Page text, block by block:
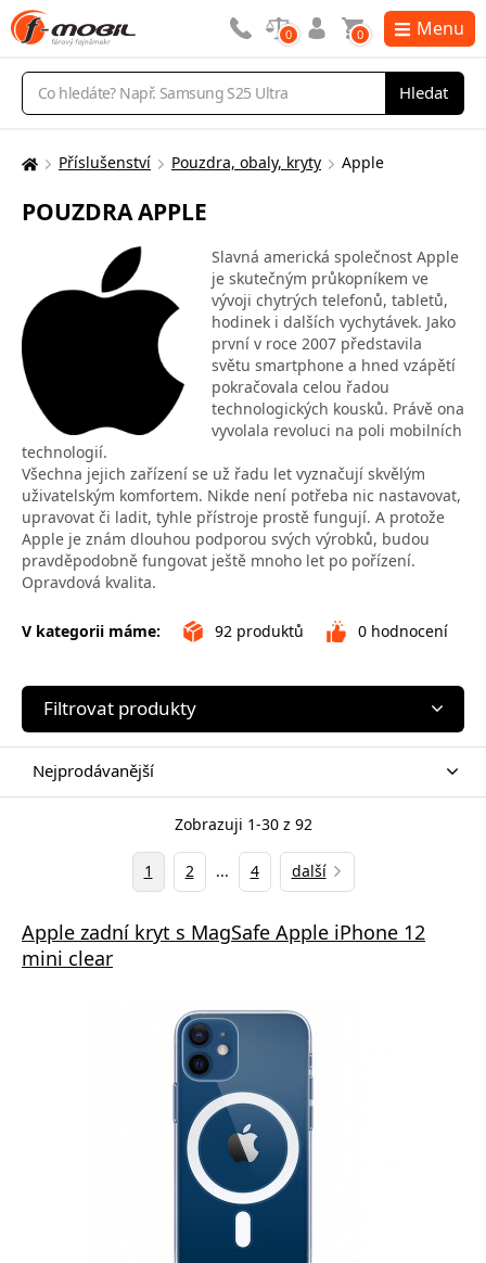
Vyhledávání
Hledat
0 0 Menu
Zde
nacházíte:
Příslušenství Pouzdra, obaly, kryty Apple
POUZDRA APPLE
Slavná americká společnost Apple
je skutečným průkopníkem ve
vývoji chytrých telefonů, tabletů,
hodinek i dalších vychytávek. Jako
první v roce 2007 představila
světu smartphone a hned vzápětí
pokračovala celou řadou
technologických kousků. Právě ona
vyvolala revoluci na poli mobilních
technologií.
Všechna jejich zařízení se už řadu let vyznačují skvělým
uživatelským komfortem. Nikde není potřeba nic nastavovat,
upravovat či ladit, tyhle přístroje prostě fungují. A protože
Apple je znám dlouhou podporou svých výrobků, budou
pravděpodobně fungovat ještě mnoho let po pořízení.
Opravdová kvalita.
V kategorii máme: 92 produktů 0 hodnocení
Filtrovat produkty
Nejprodávanější
Zobrazuji 1-30 z 92
1 2 ... 4 další
Apple zadní kryt s MagSafe Apple iPhone 12
mini clear